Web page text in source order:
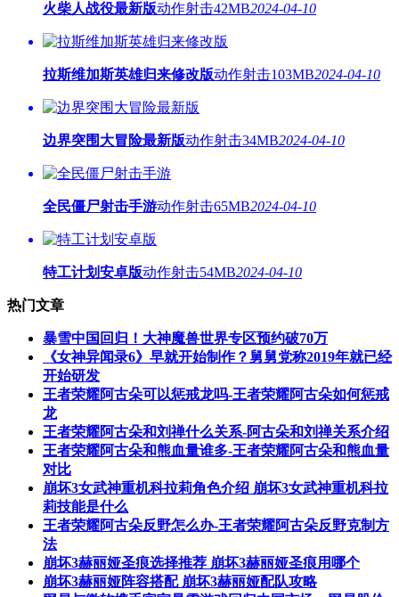
火柴人战役最新版动作射击42MB2024-04-10
拉斯维加斯英雄归来修改版动作射击103MB2024-04-10
边界突围大冒险最新版动作射击34MB2024-04-10
全民僵尸射击手游动作射击65MB2024-04-10
特工计划安卓版动作射击54MB2024-04-10
热门文章
暴雪中国回归！大神魔兽世界专区预约破70万
《女神异闻录6》早就开始制作？舅舅党称2019年就已经
开始研发
王者荣耀阿古朵可以惩戒龙吗-王者荣耀阿古朵如何惩戒
龙
王者荣耀阿古朵和刘禅什么关系-阿古朵和刘禅关系介绍
王者荣耀阿古朵和熊血量谁多-王者荣耀阿古朵和熊血量
对比
崩坏3女武神重机科拉莉角色介绍 崩坏3女武神重机科拉
莉技能是什么
王者荣耀阿古朵反野怎么办-王者荣耀阿古朵反野克制方
法
崩坏3赫丽娅圣痕选择推荐 崩坏3赫丽娅圣痕用哪个
崩坏3赫丽娅阵容搭配 崩坏3赫丽娅配队攻略